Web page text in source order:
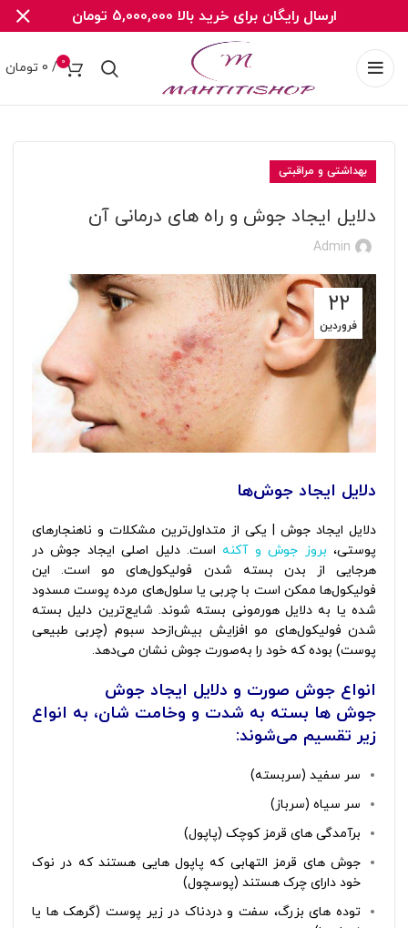
0
/
0 تومان
بهداشتی و مراقبتی
دلایل ایجاد جوش‌ و راه های درمانی آن
Admin
۲۲
فروردین
دلایل ایجاد جوش‌ها
دلایل ایجاد جوش‌ | یکی از متداول‌ترین مشکلات و ناهنجارهای
پوستی، بروز جوش و آکنه است. دلیل اصلی ایجاد جوش در
هرجایی از بدن بسته شدن فولیکول‌های مو است. این
فولیکول‌ها ممکن است با چربی یا سلول‌های مرده پوست مسدود
شده یا به دلایل هورمونی بسته شوند. شایع‌ترین دلیل بسته
شدن فولیکول‌های مو افزایش بیش‌ازحد سبوم (چربی طبیعی
پوست) بوده که خود را به‌صورت جوش نشان می‌دهد.
انواع جوش صورت و دلایل ایجاد جوش‌
جوش ها بسته به شدت و وخامت شان، به انواع
زیر تقسیم می‌شوند:
سر سفید (سربسته)
سر سیاه (سرباز)
برآمدگی های قرمز کوچک (پاپول)
جوش های قرمز التهابی که پاپول هایی هستند که در نوک
خود دارای چرک هستند (پوسچول)
توده های بزرگ، سفت و دردناک در زیر پوست (گرهک ها یا
ارسال رایگان برای خرید بالا 5,000,000 تومان